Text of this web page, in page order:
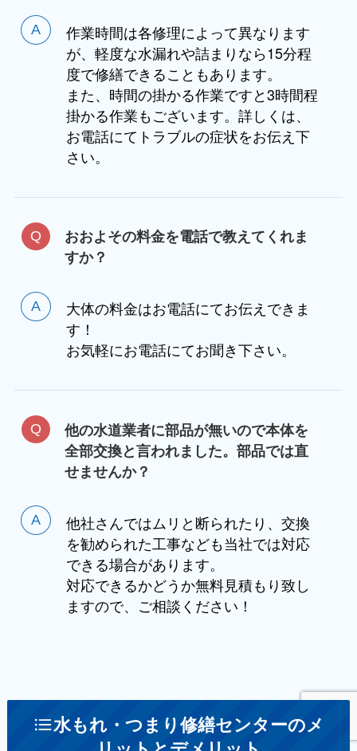
作業時間は各修理によって異なります
が、軽度な水漏れや詰まりなら15分程
度で修繕できることもあります。
また、時間の掛かる作業ですと3時間程
掛かる作業もございます。詳しくは、
お電話にてトラブルの症状をお伝え下
さい。
おおよその料金を電話で教えてくれま
すか？
大体の料金はお電話にてお伝えできま
す！
お気軽にお電話にてお聞き下さい。
他の水道業者に部品が無いので本体を
全部交換と言われました。部品では直
せませんか？
他社さんではムリと断られたり、交換
を勧められた工事なども当社では対応
できる場合があります。
対応できるかどうか無料見積もり致し
ますので、ご相談ください！
水もれ・つまり修繕センターのメ